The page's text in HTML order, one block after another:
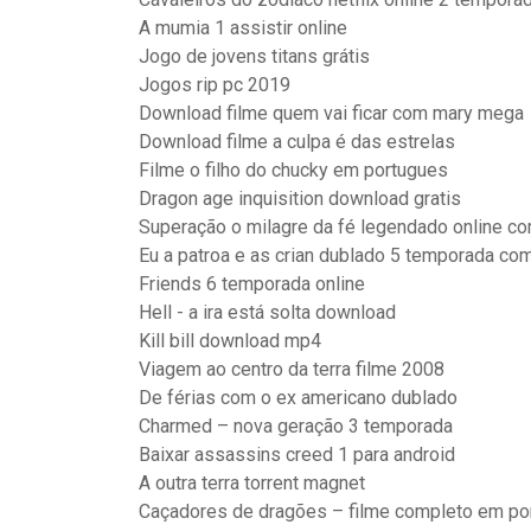
A mumia 1 assistir online
Jogo de jovens titans grátis
Jogos rip pc 2019
Download filme quem vai ficar com mary mega
Download filme a culpa é das estrelas
Filme o filho do chucky em portugues
Dragon age inquisition download gratis
Superação o milagre da fé legendado online
Eu a patroa e as crian dublado 5 temporada
Friends 6 temporada online
Hell - a ira está solta download
Kill bill download mp4
Viagem ao centro da terra filme 2008
De férias com o ex americano dublado
Charmed – nova geração 3 temporada
Baixar assassins creed 1 para android
A outra terra torrent magnet
Caçadores de dragões – filme completo em